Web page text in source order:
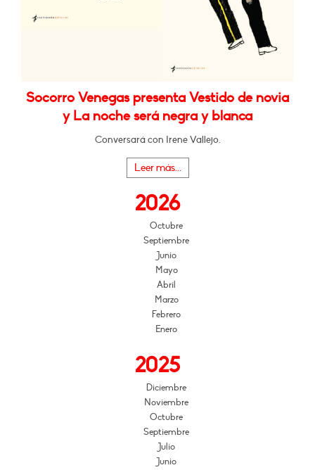
Socorro Venegas presenta Vestido de novia
y La noche será negra y blanca
Conversará con Irene Vallejo.
Leer más...
2026
Octubre
Septiembre
Junio
Mayo
Abril
Marzo
Febrero
Enero
2025
Diciembre
Noviembre
Octubre
Septiembre
Julio
Junio